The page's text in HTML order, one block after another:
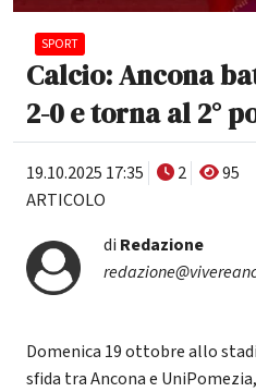
SPORT
Calcio: Ancona
2-0 e torna al 2°
19.10.2025 17:35 2
95
ARTICOLO
di Redazione
Domenica 19 ottobre allo
sfida tra Ancona e